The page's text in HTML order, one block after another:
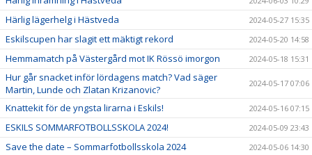
Härlig lägerhelg i Hästveda 2024-05-27 15:35
Eskilscupen har slagit ett mäktigt rekord 2024-05-20 14:58
Hemmamatch på Västergård mot IK Rössö imorgon 2024-05-18 15:31
Hur går snacket inför lördagens match? Vad säger
Martin, Lunde och Zlatan Krizanovic?
2024-05-17 07:06
Knattekit för de yngsta lirarna i Eskils! 2024-05-16 07:15
ESKILS SOMMARFOTBOLLSSKOLA 2024! 2024-05-09 23:43
Save the date – Sommarfotbollsskola 2024 2024-05-06 14:30